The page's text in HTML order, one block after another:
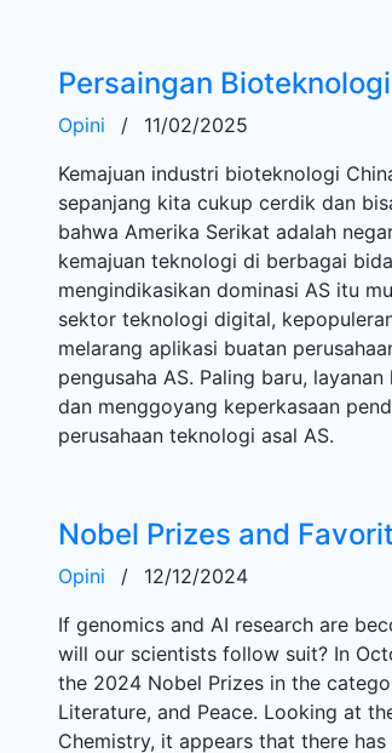
Persaingan
Opini /
11/02/2025
Kemajuan industri bioteknologi
sepanjang kita cukup cerdik dan
bahwa Amerika Serikat adalah
kemajuan teknologi di berbagai
mengindikasikan dominasi AS itu
sektor teknologi digital,
melarang aplikasi buatan
pengusaha AS. Paling baru,
dan menggoyang keperkasaan
perusahaan teknologi asal AS.
Nobel Prizes and
Opini /
12/12/2024
If genomics and AI research are
will our scientists follow suit? In
the 2024 Nobel Prizes in the
Literature, and Peace. Looking at
Chemistry, it appears that there